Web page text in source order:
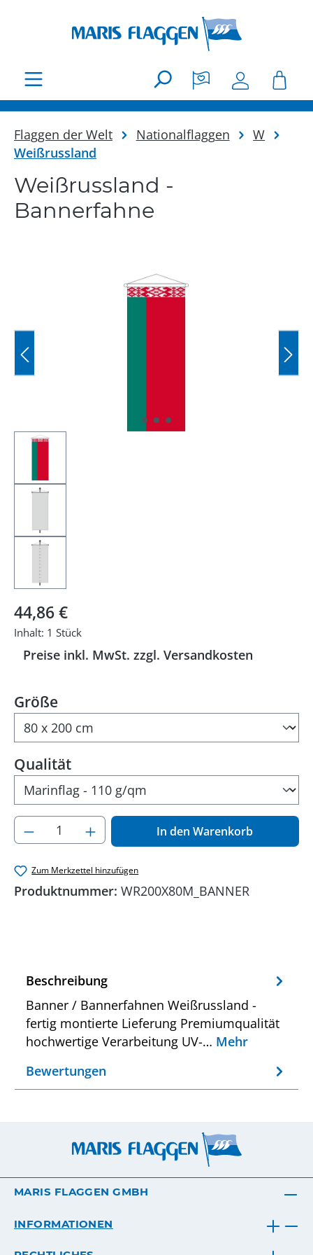
Flaggen der Welt Nationalflaggen
W
Weißrussland
Weißrussland -
Bannerfahne
Bildergalerie überspringen
Regulärer Preis:
44,86 €
Inhalt: 1 Stück
Preise inkl. MwSt. zzgl. Versandkosten
Größeauswählen
Qualitätauswählen
Produkt Anzahl: Gib den gewünschten
In den Warenkorb
Zum Merkzettel hinzufügen
Produktnummer: WR200X80M_BANNER
Beschreibung
Banner / Bannerfahnen Weißrussland -
fertig montierte Lieferung Premiumqualität
hochwertige Verarbeitung UV-… Mehr
Bewertungen
MARIS FLAGGEN GMBH
INFORMATIONEN